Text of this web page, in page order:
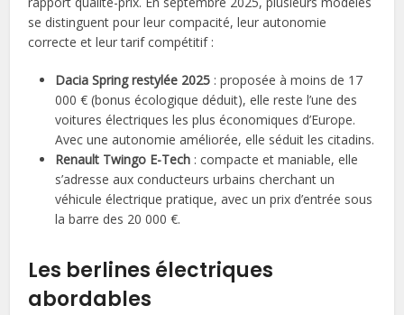
se distinguent pour leur compacité, leur autonomie
correcte et leur tarif compétitif :
Dacia Spring restylée 2025 : proposée à moins de 17
000 € (bonus écologique déduit), elle reste l’une des
voitures électriques les plus économiques d’Europe.
Avec une autonomie améliorée, elle séduit les citadins.
Renault Twingo E-Tech : compacte et maniable, elle
s’adresse aux conducteurs urbains cherchant un
véhicule électrique pratique, avec un prix d’entrée sous
la barre des 20 000 €.
Les berlines électriques
abordables